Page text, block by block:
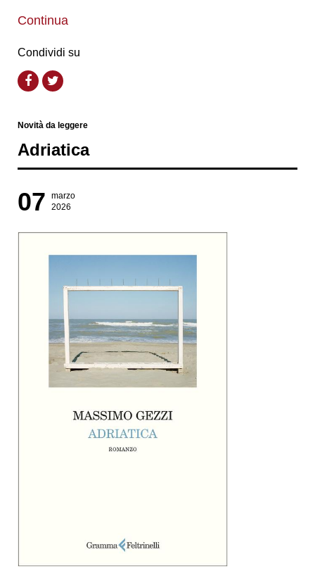
Continua
Condividi su
Novità da leggere
Adriatica
07
marzo
2026